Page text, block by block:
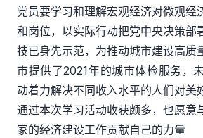
党员要学习和理解宏观经济对微观经
和岗位，以实际行动把党中央决策部
技已身先示范，为推动城市建设高质
市提供了2021年的城市体检服务，
动着力解决不同收入水平的人们对美
通过本次学习活动收获颇多，也愿意
家的经济建设工作贡献自己的力量